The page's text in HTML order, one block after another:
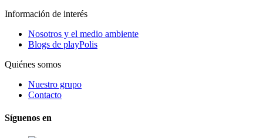
Información de interés
Nosotros y el medio ambiente
Blogs de playPolis
Quiénes somos
Nuestro grupo
Contacto
Síguenos en